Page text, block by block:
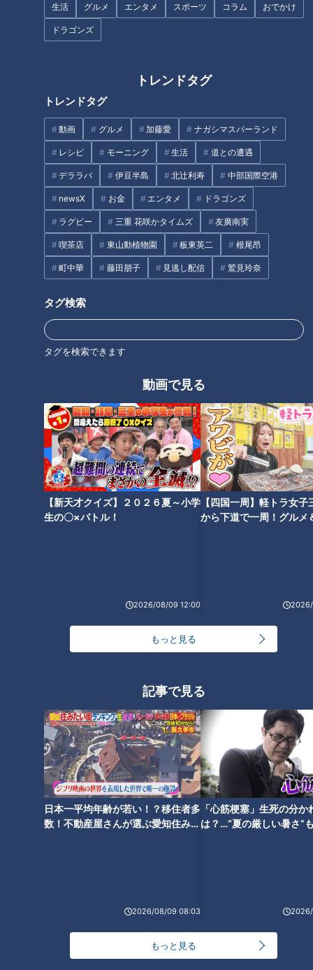
生活 グルメ エンタメ スポーツ コラム おでかけ
ドラゴンズ
トレンドタグ
トレンドタグ
動画 グルメ 加藤愛 ナガシマスパーランド
レシピ モーニング 生活 道との遭遇
デララバ 伊豆半島 北辻利寿 中部国際空港
newsX お金 エンタメ ドラゴンズ
ラグビー 三重 花咲かタイムズ 友廣南実
喫茶店 東山動植物園 板東英二 根尾昂
町中華 藤田朋子 見逃し配信 鷲見玲奈
タグ検索
タグを検索できます
動画で見る
【新天才クイズ】２０２６夏～小学
生の〇×バトル！
2026/08/09 12:00
【四国一周】軽トラ女子
から下道で一周！グルメ
もっと見る
記事で見る
日本一平均年齢が若い！？移住者多
数！不動産屋さんが選ぶ愛知住みた
2026/08/09 08:03
「心筋梗塞」生死の分か
は？…“夏の厳しい暑さ”
もっと見る
ラーメン数珠つなぎ第十弾！濃
厚えびだしと自家製麺が織りな
す至高の一杯 「えびそば 緋彩
（ひいろ）」
系名古屋コーチンのうまみたっ
ぷりスープが絶品「せいめん 未
さく」
ラーメン数珠つなぎ第六弾！名
うまみ、香り立つ至高の塩そば
ラーメン数珠つなぎ第十一弾！
加藤愛アナが岐阜県御嵩町の愛
されフード『みたけとんちゃ
ん』を調査！ スコップで焼いて
味わう！ 炭鉱夫の食べ方を再
ラーメン数珠つなぎ第十五弾！
醤油ベースの染み渡るスープの
朝ラーメンが名物！「らーめん
ニュー直方」
タグ
ラーメン数珠つなぎ第一弾！二
郎系初心者にも優しい人気店
「笑顔の為に」
味仙・台湾ラーメンの２つの調
理法を食べ比べ！～大竹敏之の
シン・名古屋めし